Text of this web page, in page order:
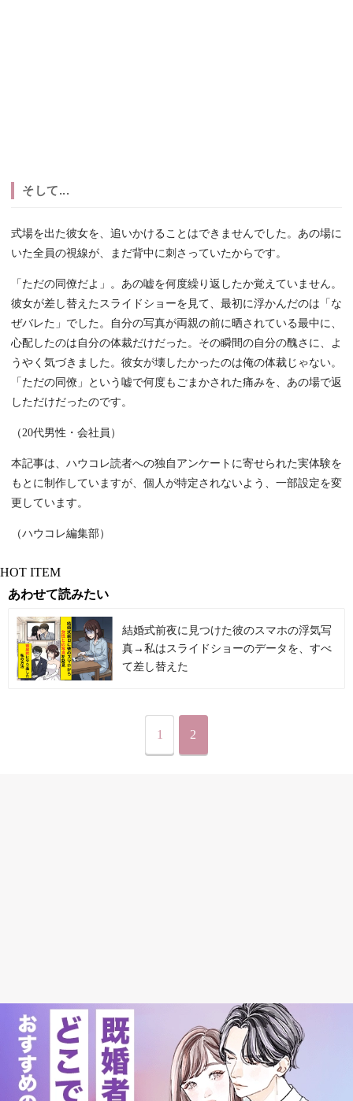
そして...
式場を出た彼女を、追いかけることはできませんでした。あの場に
いた全員の視線が、まだ背中に刺さっていたからです。
「ただの同僚だよ」。あの嘘を何度繰り返したか覚えていません。
彼女が差し替えたスライドショーを見て、最初に浮かんだのは「な
ぜバレた」でした。自分の写真が両親の前に晒されている最中に、
心配したのは自分の体裁だけだった。その瞬間の自分の醜さに、よ
うやく気づきました。彼女が壊したかったのは俺の体裁じゃない。
「ただの同僚」という嘘で何度もごまかされた痛みを、あの場で返
しただけだったのです。
（20代男性・会社員）
本記事は、ハウコレ読者への独自アンケートに寄せられた実体験を
もとに制作していますが、個人が特定されないよう、一部設定を変
更しています。
（ハウコレ編集部）
HOT ITEM
あわせて読みたい
結婚式前夜に見つけた彼のスマホの浮気写
真→私はスライドショーのデータを、すべ
て差し替えた
1 2